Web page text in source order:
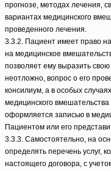
прогнозе, методах лечения,
вариантах медицинского
проведенного лечения.
3.3.2. Пациент имеет право
на медицинское
позволяет ему выразить
неотложно, вопрос о его
консилиум, а в особых
медицинского
оформляется записью в
Пациентом или его
3.3.3. Самостоятельно, на
определять перечень услуг,
настоящего договора, с